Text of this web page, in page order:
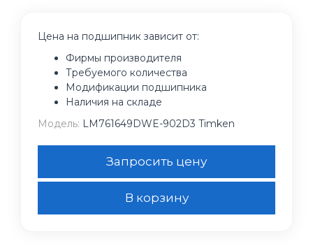
Цена на подшипник зависит от:
Фирмы производителя
Требуемого количества
Модификации подшипника
Наличия на складе
Модель: LM761649DWE-902D3 Timken
Запросить цену
В корзину